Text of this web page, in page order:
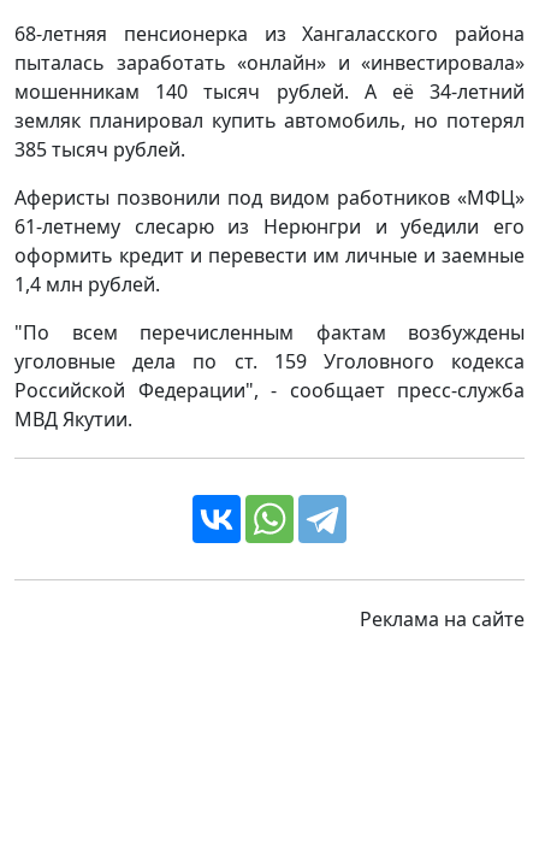
68-летняя пенсионерка из Хангаласского района
пыталась заработать «онлайн» и «инвестировала»
мошенникам 140 тысяч рублей. А её 34-летний
земляк планировал купить автомобиль, но потерял
385 тысяч рублей.
Аферисты позвонили под видом работников «МФЦ»
61-летнему слесарю из Нерюнгри и убедили его
оформить кредит и перевести им личные и заемные
1,4 млн рублей.
"По всем перечисленным фактам возбуждены
уголовные дела по ст. 159 Уголовного кодекса
Российской Федерации", - сообщает пресс-служба
МВД Якутии.
Реклама на сайте